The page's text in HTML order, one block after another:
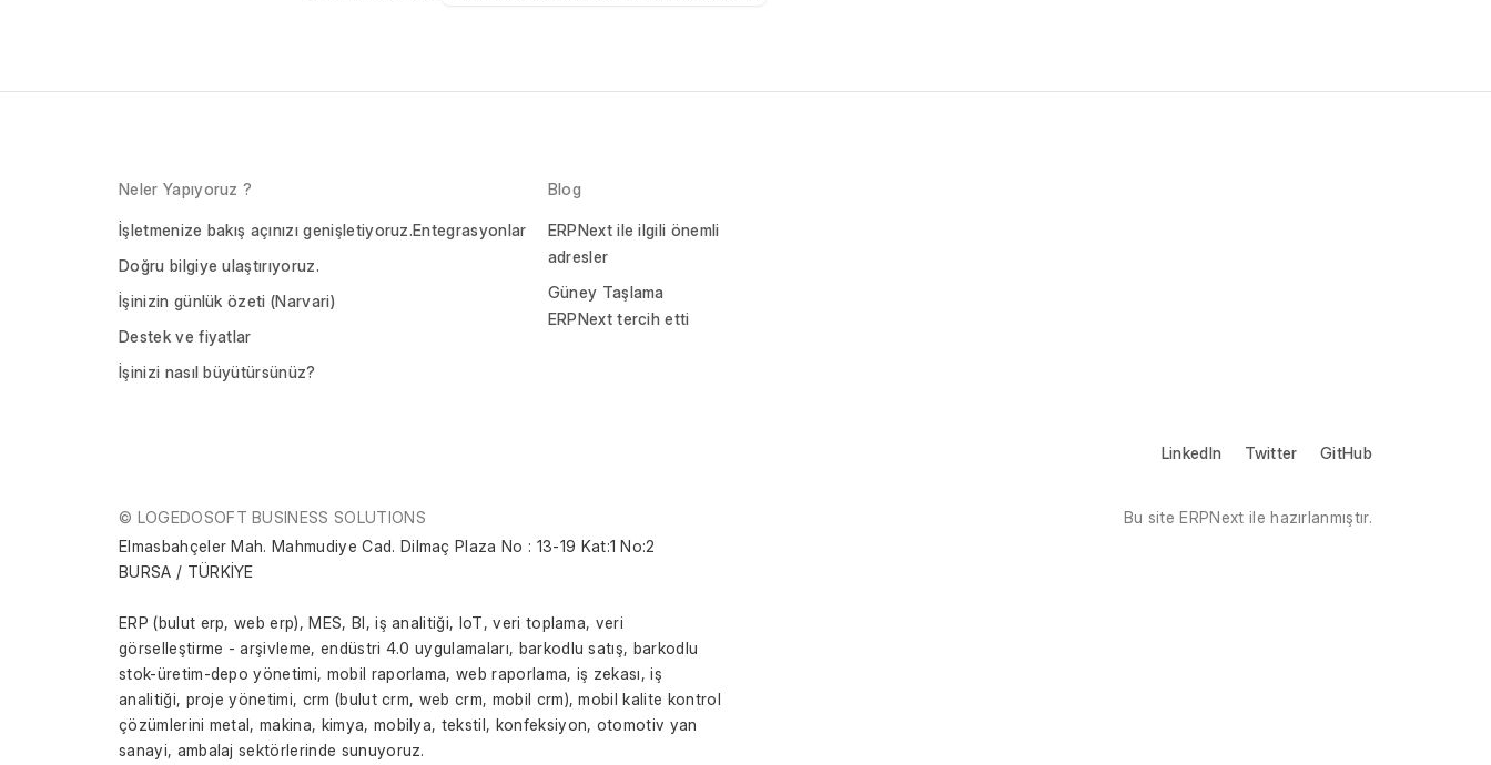
Neler Yapıyoruz ?
İşletmenize bakış açınızı genişletiyoruz.
Doğru bilgiye ulaştırıyoruz.
İşinizin günlük özeti (Narvari)
Destek ve fiyatlar
İşinizi nasıl büyütürsünüz?
Entegrasyonlar
Blog
ERPNext ile ilgili önemli
adresler
Güney Taşlama
ERPNext tercih etti
LinkedIn Twitter GitHub
© LOGEDOSOFT BUSINESS SOLUTIONS
Elmasbahçeler Mah. Mahmudiye Cad. Dilmaç Plaza No : 13-19 Kat:1 No:2
BURSA / TÜRKİYE
ERP (bulut erp, web erp), MES, BI, iş analitiği, IoT, veri toplama, veri
görselleştirme - arşivleme, endüstri 4.0 uygulamaları, barkodlu satış, barkodlu
stok-üretim-depo yönetimi, mobil raporlama, web raporlama, iş zekası, iş
analitiği, proje yönetimi, crm (bulut crm, web crm, mobil crm), mobil kalite kontrol
çözümlerini metal, makina, kimya, mobilya, tekstil, konfeksiyon, otomotiv yan
sanayi, ambalaj sektörlerinde sunuyoruz.
Bu site ERPNext ile hazırlanmıştır.